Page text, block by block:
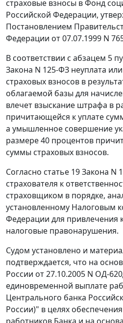
страховые взносы в Фонд
Российской Федерации,
Постановлением
Федерации от 07.07.1999 N
В соответствии с абзацем 5
Закона N 125-ФЗ неуплата
страховых взносов в
облагаемой базы для
влечет взыскание штрафа в
причитающейся к уплате
а умышленное совершение
размере 40 процентов
суммы страховых взносов.
Согласно статье 19Закона N
страхователя к
страховщиком в порядке,
установленному Налоговым
Федерации для привлечения
налоговые правонарушения.
Судом установлено и
подтверждается, что на
России от 27.10.2005 N ОД-
единовременной выплате
Центрального банка
России)" в целях